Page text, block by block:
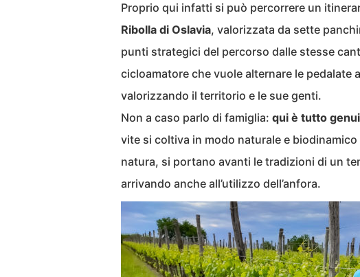
Proprio qui infatti si può percorrere un
Ribolla di Oslavia, valorizzata da sette
punti strategici del percorso dalle stesse
cicloamatore che vuole alternare le pedalate
valorizzando il territorio e le sue genti.
Non a caso parlo di famiglia: qui è tutto
vite si coltiva in modo naturale e
natura, si portano avanti le tradizioni di un
arrivando anche all’utilizzo dell’anfora.